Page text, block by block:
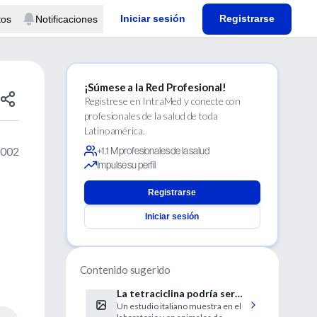
Notificaciones Iniciar sesión Registrarse
¡Súmese a la Red Profesional!
Regístrese en IntraMed y conecte con
profesionales de la salud de toda
Latinoamérica.
+1.1 M profesionales de la salud
Impulse su perfil
Registrarse
Iniciar sesión
Contenido sugerido
La tetraciclina podría ser
un tratamiento útil de la
Un estudio italiano muestra en el